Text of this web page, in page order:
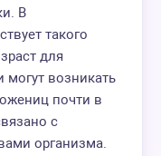
В
такого
для
могут возникать
почти в
с
организма.